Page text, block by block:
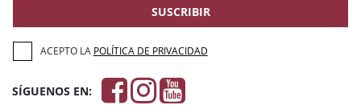
SUSCRIBIR
ACEPTO LA POLÍTICA DE PRIVACIDAD
SÍGUENOS EN: